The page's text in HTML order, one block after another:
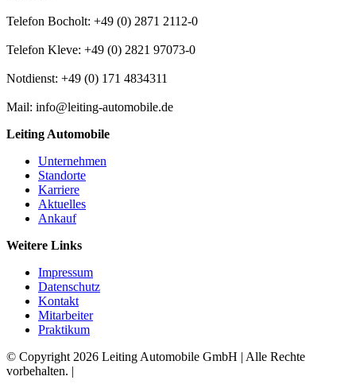
Telefon Bocholt: +49 (0) 2871 2112-0
Telefon Kleve: +49 (0) 2821 97073-0
Notdienst: +49 (0) 171 4834311
Mail: info@leiting-automobile.de
Leiting Automobile
Unternehmen
Standorte
Karriere
Aktuelles
Ankauf
Weitere Links
Impressum
Datenschutz
Kontakt
Mitarbeiter
Praktikum
© Copyright 2026 Leiting Automobile GmbH | Alle Rechte
vorbehalten. |